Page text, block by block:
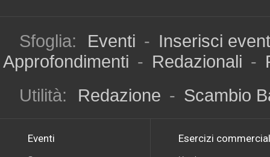
Sfoglia: Eventi - Inserisci
Approfondimenti - Redazionali -
Utilità:
Redazione - Scambio
Eventi Esercizi